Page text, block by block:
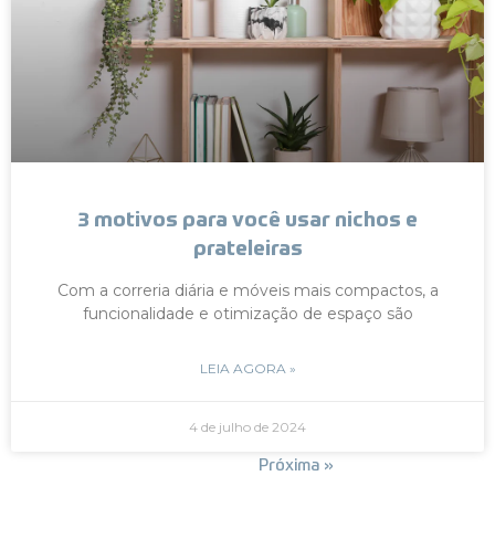
3 motivos para você usar nichos e
prateleiras
Com a correria diária e móveis mais compactos, a
funcionalidade e otimização de espaço são
LEIA AGORA »
4 de julho de 2024
Próxima »